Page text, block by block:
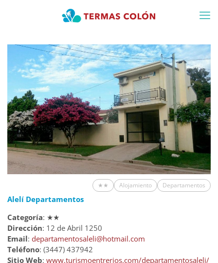
★★ Alojamiento Departamentos
Alelí Departamentos
Categoría: ★★
Dirección: 12 de Abril 1250
Email: departamentosaleli@hotmail.com
Teléfono: (3447) 437942
Sitio Web: www.turismoentrerios.com/departamentosaleli/